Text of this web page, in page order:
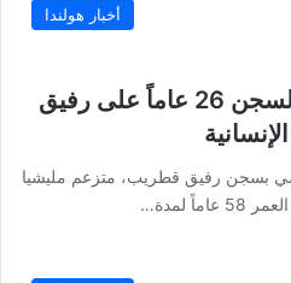
أخبار هولندا
محكمة هولندية تحكم بالسجن 26 عاماً على رفيق
بسجن رفيق قطريب، متزعم مليشيا
لمدة…